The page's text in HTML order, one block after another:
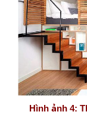
Hình ảnh 4: